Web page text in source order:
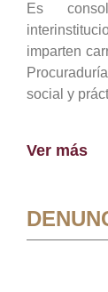
Es
imparten
social y
Ver más